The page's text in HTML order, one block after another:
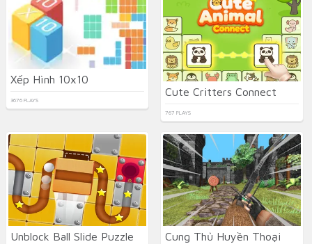
Xếp Hình 10x10
3676 PLAYS
Cute Critters Connect
767 PLAYS
Unblock Ball Slide Puzzle Cung Thủ Huyền Thoại